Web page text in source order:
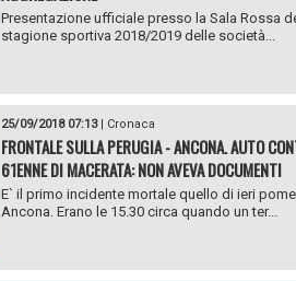
Presentazione ufficiale presso la Sala Rossa
stagione sportiva 2018/2019 delle società...
25/09/2018 07:13| Cronaca
FRONTALE SULLA PERUGIA - ANCONA. AUTO
61ENNE DI MACERATA: NON AVEVA DOCUMENTI
E` il primo incidente mortale quello di ieri
Ancona. Erano le 15.30 circa quando un ter...